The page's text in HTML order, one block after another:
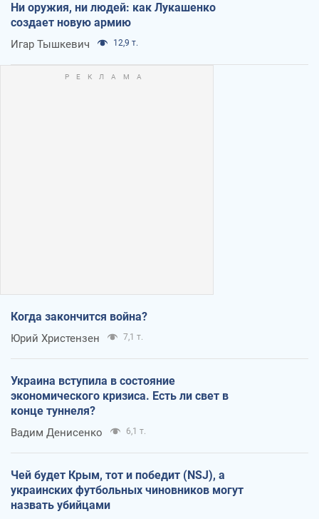
Ни оружия, ни людей: как Лукашенко
создает новую армию
Игар Тышкевич 12,9 т.
Когда закончится война?
Юрий Христензен 7,1 т.
Украина вступила в состояние
экономического кризиса. Есть ли свет в
конце туннеля?
Вадим Денисенко 6,1 т.
Чей будет Крым, тот и победит (NSJ), а
украинских футбольных чиновников могут
назвать убийцами